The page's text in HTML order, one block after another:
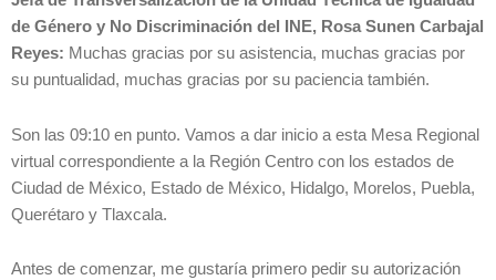
de Género y No Discriminación del INE, Rosa Sunen Carbajal
Reyes: Muchas gracias por su asistencia, muchas gracias por
su puntualidad, muchas gracias por su paciencia también.
Son las 09:10 en punto. Vamos a dar inicio a esta Mesa Regional
virtual correspondiente a la Región Centro con los estados de
Ciudad de México, Estado de México, Hidalgo, Morelos, Puebla,
Querétaro y Tlaxcala.
Antes de comenzar, me gustaría primero pedir su autorización